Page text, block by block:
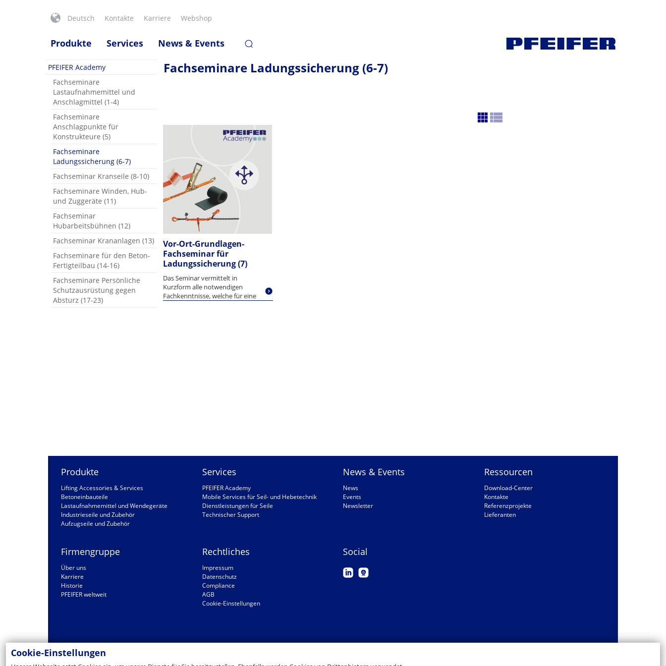
Deutsch Kontakte Karriere Webshop
Produkte Services News & Events
PFEIFER Academy
Fachseminare
Lastaufnahmemittel und
Anschlagmittel (1-4)
Fachseminare
Anschlagpunkte für
Konstrukteure (5)
Fachseminare
Ladungssicherung (6-7)
Fachseminar Kranseile (8-10)
Fachseminare Winden, Hub-
und Zuggeräte (11)
Fachseminar
Hubarbeitsbühnen (12)
Fachseminar Krananlagen (13)
Fachseminare für den Beton-
Fertigteilbau (14-16)
Fachseminare Persönliche
Schutzausrüstung gegen
Absturz (17-23)
Fachseminare Ladungssicherung (6-7)
Vor-Ort-Grundlagen-
Fachseminar für
Ladungssicherung (7)
Das Seminar vermittelt in
Kurzform alle notwendigen
Fachkenntnisse, welche für eine
Produkte
Lifting Accessories & Services
Betoneinbauteile
Lastaufnahmemittel und Wendegeräte
Industrieseile und Zubehör
Aufzugseile und Zubehör
Services
PFEIFER Academy
Mobile Services für Seil- und Hebetechnik
Dienstleistungen für Seile
Technischer Support
News & Events
News
Events
Newsletter
Ressourcen
Download-Center
Kontakte
Referenzprojekte
Lieferanten
Firmengruppe
Über uns
Karriere
Historie
PFEIFER weltweit
Rechtliches
Impressum
Datenschutz
Compliance
AGB
Cookie-Einstellungen
Social
Cookie-Einstellungen